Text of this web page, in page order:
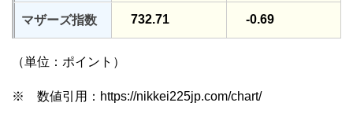
マザーズ指数 732.71 -0.69
（単位：ポイント）
※ 数値引用：https://nikkei225jp.com/chart/